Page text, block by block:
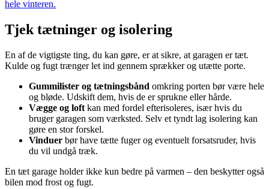
hele vinteren.
Tjek tætninger og isolering
En af de vigtigste ting, du kan gøre, er at sikre, at garagen er tæt.
Kulde og fugt trænger let ind gennem sprækker og utætte porte.
Gummilister og tætningsbånd omkring porten bør være hele
og bløde. Udskift dem, hvis de er sprukne eller hårde.
Vægge og loft kan med fordel efterisoleres, især hvis du
bruger garagen som værksted. Selv et tyndt lag isolering kan
gøre en stor forskel.
Vinduer bør have tætte fuger og eventuelt forsatsruder, hvis
du vil undgå træk.
En tæt garage holder ikke kun bedre på varmen – den beskytter også
bilen mod frost og fugt.